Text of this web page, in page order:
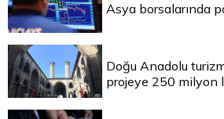
Asya borsalarında
Doğu Anadolu
projeye 250 milyon